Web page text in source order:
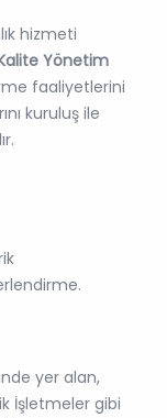
hizmeti
Yönetim
faaliyetlerini
kuruluş ile
yer alan,
İşletmeler gibi